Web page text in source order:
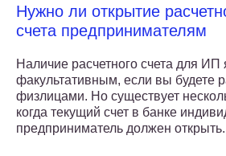
Нужно ли открытие
счета предпринимателям
Наличие расчетного счета для ИП
факультативным, если вы будете
физлицами. Но существует
когда текущий счет в банке
предприниматель должен открыть.